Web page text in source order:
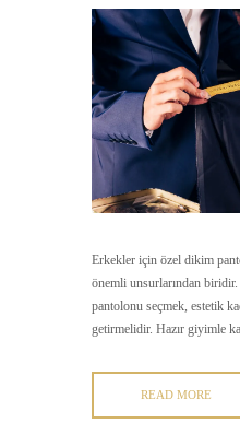
Erkekler için özel dikim
önemli unsurlarından
pantolonu seçmek, estetik
getirmelidir. Hazır giyimle
READ MORE